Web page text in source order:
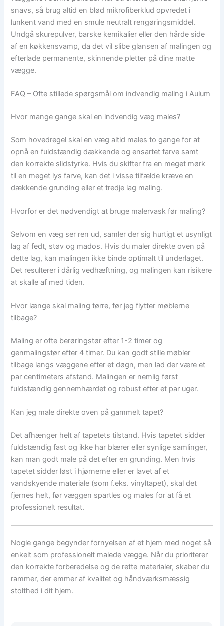
snavs, så brug altid en blød mikrofiberklud opvredet i
lunkent vand med en smule neutralt rengøringsmiddel.
Undgå skurepulver, barske kemikalier eller den hårde side
af en køkkensvamp, da det vil slibe glansen af malingen og
efterlade permanente, skinnende pletter på dine matte
vægge.
FAQ – Ofte stillede spørgsmål om indvendig maling i Aulum
Hvor mange gange skal en indvendig væg males?
Som hovedregel skal en væg altid males to gange for at
opnå en fuldstændig dækkende og ensartet farve samt
den korrekte slidstyrke. Hvis du skifter fra en meget mørk
til en meget lys farve, kan det i visse tilfælde kræve en
dækkende grunding eller et tredje lag maling.
Hvorfor er det nødvendigt at bruge malervask før maling?
Selvom en væg ser ren ud, samler der sig hurtigt et usynligt
lag af fedt, støv og mados. Hvis du maler direkte oven på
dette lag, kan malingen ikke binde optimalt til underlaget.
Det resulterer i dårlig vedhæftning, og malingen kan risikere
at skalle af med tiden.
Hvor længe skal maling tørre, før jeg flytter møblerne
tilbage?
Maling er ofte berøringstør efter 1-2 timer og
genmalingstør efter 4 timer. Du kan godt stille møbler
tilbage langs væggene efter et døgn, men lad der være et
par centimeters afstand. Malingen er nemlig først
fuldstændig gennemhærdet og robust efter et par uger.
Kan jeg male direkte oven på gammelt tapet?
Det afhænger helt af tapetets tilstand. Hvis tapetet sidder
fuldstændig fast og ikke har blærer eller synlige samlinger,
kan man godt male på det efter en grunding. Men hvis
tapetet sidder løst i hjørnerne eller er lavet af et
vandskyende materiale (som f.eks. vinyltapet), skal det
fjernes helt, før væggen spartles og males for at få et
professionelt resultat.
Nogle gange begynder fornyelsen af et hjem med noget så
enkelt som professionelt malede vægge. Når du prioriterer
den korrekte forberedelse og de rette materialer, skaber du
rammer, der emmer af kvalitet og håndværksmæssig
stolthed i dit hjem.